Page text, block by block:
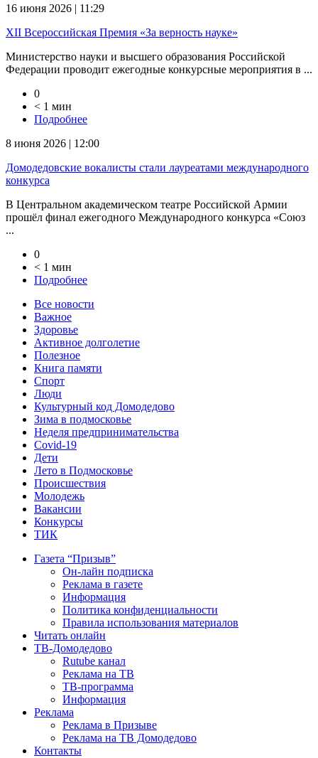
16 июня 2026 | 11:29
XII Всероссийская Премия «За верность науке»
Министерство науки и высшего образования Российской
Федерации проводит ежегодные конкурсные мероприятия в ...
0
< 1 мин
Подробнее
8 июня 2026 | 12:00
Домодедовские вокалисты стали лауреатами международного
конкурса
В Центральном академическом театре Российской Армии
прошёл финал ежегодного Международного конкурса «Союз
...
0
< 1 мин
Подробнее
Все новости
Важное
Здоровье
Активное долголетие
Полезное
Книга памяти
Спорт
Люди
Культурный код Домодедово
Зима в подмосковье
Неделя предпринимательства
Covid-19
Дети
Лето в Подмосковье
Происшествия
Молодежь
Вакансии
Конкурсы
ТИК
Газета “Призыв”
Он-лайн подписка
Реклама в газете
Информация
Политика конфиденциальности
Правила использования материалов
Читать онлайн
ТВ-Домодедово
Rutube канал
Реклама на ТВ
ТВ-программа
Информация
Реклама
Реклама в Призыве
Реклама на ТВ Домодедово
Контакты